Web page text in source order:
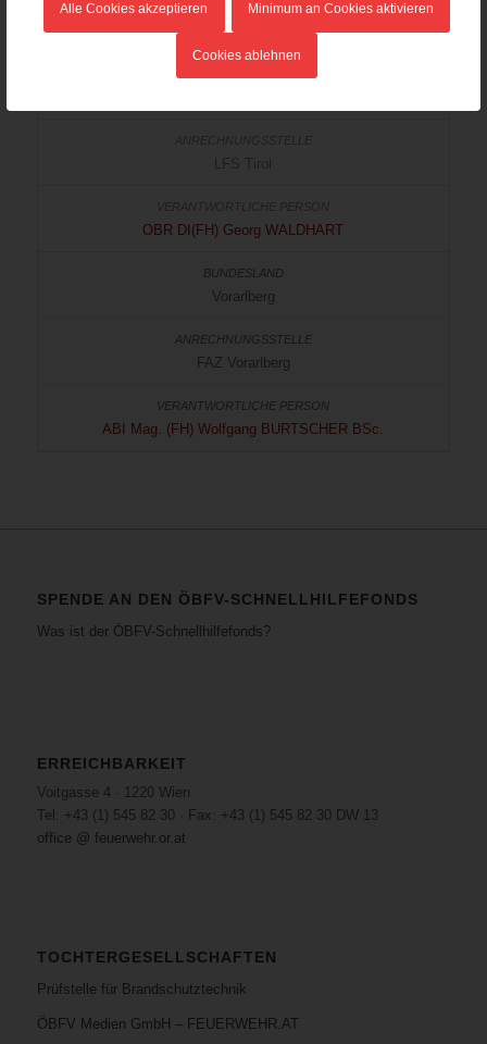
Alle Cookies akzeptieren Minimum an Cookies aktivieren
Cookies ablehnen
OBR DI(FH) Gerhard GRAIN
OBR DI(FH) Georg WALDHART
Vorarlberg
FAZ Vorarlberg
ABI Mag. (FH) Wolfgang BURTSCHER BSc.
SPENDE AN DEN ÖBFV-SCHNELLHILFEFONDS
Was ist der ÖBFV-Schnellhilfefonds?
ERREICHBARKEIT
Voitgasse 4 · 1220 Wien
Tel: +43 (1) 545 82 30 · Fax: +43 (1) 545 82 30 DW 13
office @ feuerwehr.or.at
TOCHTERGESELLSCHAFTEN
Prüfstelle für Brandschutztechnik
ÖBFV Medien GmbH – FEUERWEHR.AT